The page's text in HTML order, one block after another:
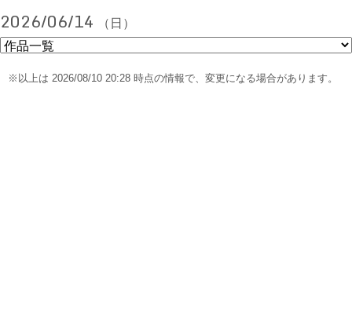
2026/06/14 （日）
※以上は 2026/08/10 20:28 時点の情報で、変更になる場合があります。